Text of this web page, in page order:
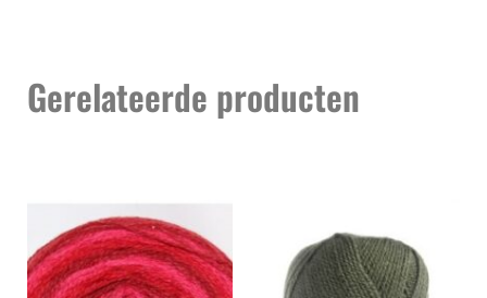
Gerelateerde producten